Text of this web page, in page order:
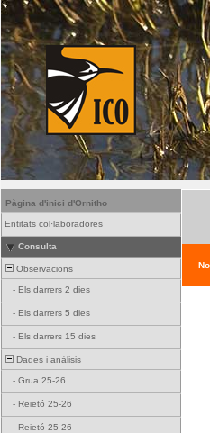
Pàgina d'inici d'Ornitho
Entitats col·laboradores
Consulta
Observacions
- Els darrers 2 dies
- Els darrers 5 dies
- Els darrers 15 dies
Dades i anàlisis
- Grua 25-26
- Reietó 25-26
- Reietó 25-26